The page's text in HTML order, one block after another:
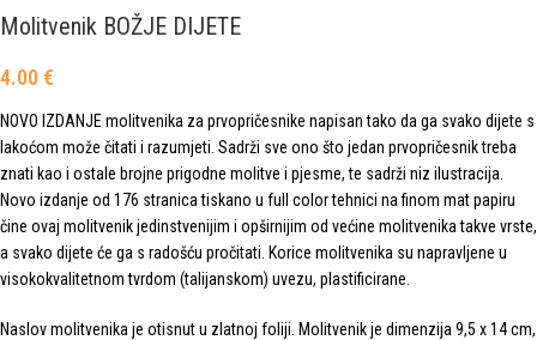
Molitvenik BOŽJE DIJETE
4.00€
NOVO IZDANJE molitvenika za prvopričesnike napisan tako da ga svako dijete s
lakoćom može čitati i razumjeti. Sadrži sve ono što jedan prvopričesnik treba
znati kao i ostale brojne prigodne molitve i pjesme, te sadrži niz ilustracija.
Novo izdanje od 176 stranica tiskano u full color tehnici na finom mat papiru
čine ovaj molitvenik jedinstvenijim i opširnijim od većine molitvenika takve vrste,
a svako dijete će ga s radošću pročitati. Korice molitvenika su napravljene u
visokokvalitetnom tvrdom (talijanskom) uvezu, plastificirane.
Naslov molitvenika je otisnut u zlatnoj foliji. Molitvenik je dimenzija 9,5 x 14 cm,